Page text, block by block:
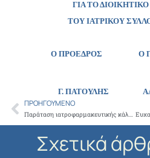
ΓΙΑ ΤΟ
ΤΟΥ ΙΑΤΡΙΚΟΥ
Ο ΠΡΟΕΔΡΟΣ Ο
Γ. ΠΑΤΟΥΛΗΣ
Prev
ΠΡΟΗΓΟΎΜΕΝΟ
Παράταση ιατροφαρμακευτικής κάλυψης των ιατρών που οφείλουν στον ΕΟΠΥΥ ασφαλιστικές εισφορές ετών 2011,2012 και 2013
Σχετικά